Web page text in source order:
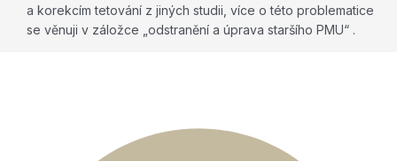
a korekcím tetování z jiných studii, více o této problematice
se věnuji v záložce „odstranění a úprava staršího PMU“ .